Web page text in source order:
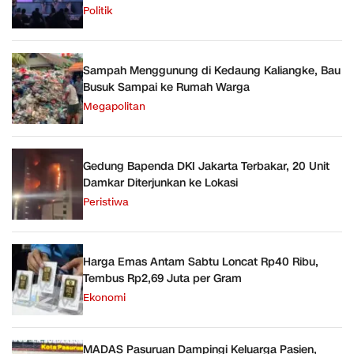
Politik
Sampah Menggunung di Kedaung Kaliangke, Bau
Busuk Sampai ke Rumah Warga
Megapolitan
Gedung Bapenda DKI Jakarta Terbakar, 20 Unit
Damkar Diterjunkan ke Lokasi
Peristiwa
Harga Emas Antam Sabtu Loncat Rp40 Ribu,
Tembus Rp2,69 Juta per Gram
Ekonomi
MADAS Pasuruan Dampingi Keluarga Pasien,